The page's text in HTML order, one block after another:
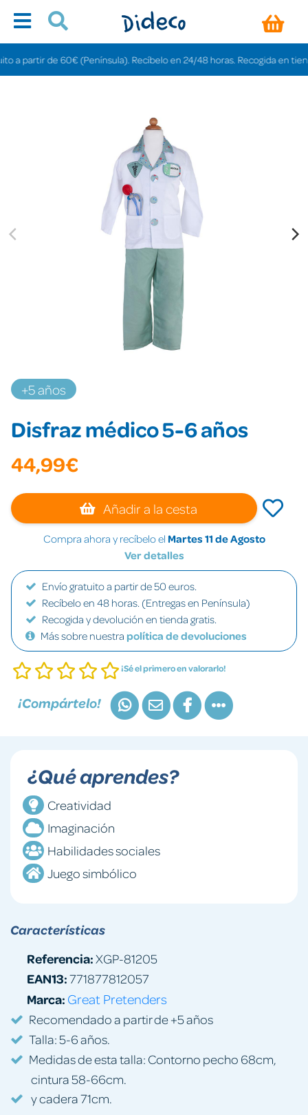
de 60€ (Península). Recíbelo en 24/48 horas. Recogida en tiendas
+5 años
Disfraz médico 5-6 años
44,99€
Añadir a la cesta
Compra ahora y recíbelo el Martes 11 de Agosto
Ver detalles
Envío gratuito a partir de 50 euros.
Recíbelo en 48 horas. (Entregas en Península)
Recogida y devolución en tienda gratis.
Más sobre nuestra política de devoluciones
¡Sé el primero en valorarlo!
¡Compártelo!
¿Qué aprendes?
Creatividad
Imaginación
Habilidades sociales
Juego simbólico
Características
Referencia:XGP-81205
EAN13:771877812057
Marca: Great Pretenders
Recomendado a partir de +5 años
Talla: 5-6 años.
Medidas de esta talla: Contorno pecho 68cm,
cintura 58-66cm.
y cadera 71cm.